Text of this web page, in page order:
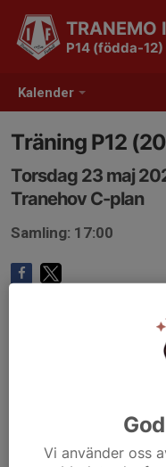
Kalender
TRANEMO
P14 (födda-12)
Träning P12
Torsdag 23 maj
Tranehov C-plan
Samling: 17:00
Vi använder oss